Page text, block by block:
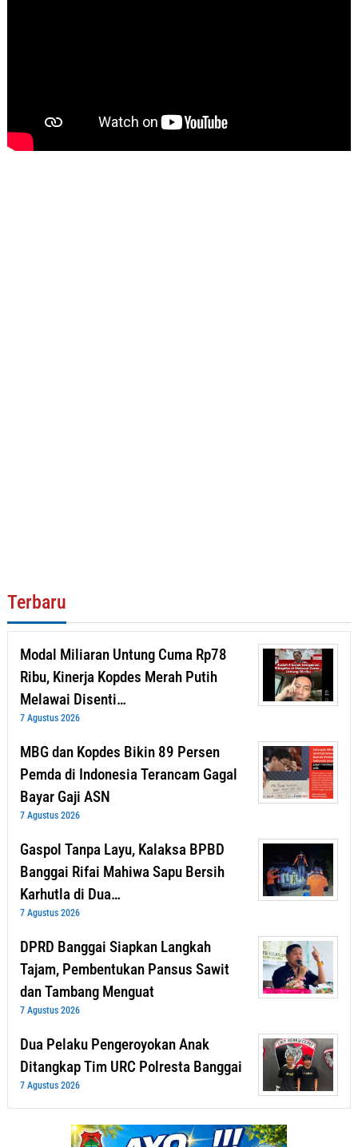
Terbaru
Modal Miliaran Untung Cuma Rp78
Ribu, Kinerja Kopdes Merah Putih
Melawai Disenti…
7 Agustus 2026
MBG dan Kopdes Bikin 89 Persen
Pemda di Indonesia Terancam Gagal
Bayar Gaji ASN
7 Agustus 2026
Gaspol Tanpa Layu, Kalaksa BPBD
Banggai Rifai Mahiwa Sapu Bersih
Karhutla di Dua…
7 Agustus 2026
DPRD Banggai Siapkan Langkah
Tajam, Pembentukan Pansus Sawit
dan Tambang Menguat
7 Agustus 2026
Dua Pelaku Pengeroyokan Anak
Ditangkap Tim URC Polresta Banggai
7 Agustus 2026